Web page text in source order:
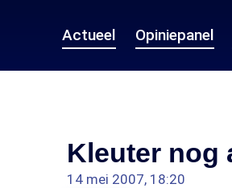
Actueel Opiniepanel
Kleuter nog
14 mei 2007, 18:20